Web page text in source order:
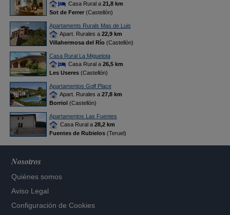
Casa Rural a 21,8 km
Sot de Ferrer(Castellón)
Apartaments Rurals Mas de Luis
Apart. Rurales a 22,9 km
Villahermosa del Río(Castellón)
Casa Rural La Miguelota
Casa Rural a 26,5 km
Les Useres(Castellón)
Apartamentos Golf Place
Apart. Rurales a 27,8 km
Borriol(Castellón)
Apartamentos Las Fuentes
Casa Rural a 28,2 km
Fuentes de Rubielos(Teruel)
Nosotros
Quiénes somos
Aviso Legal
Configuración de Cookies